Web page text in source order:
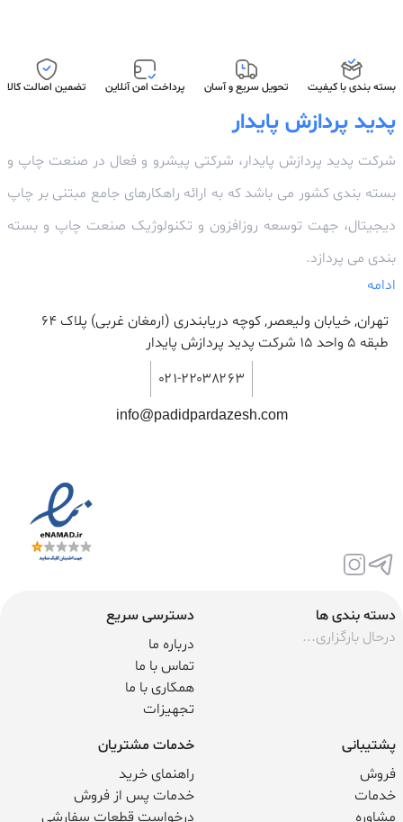
بسته بندی با کیفیت تحویل سریع و آسان پرداخت امن آنلاین تضمین اصالت کالا
پدید پردازش پایدار
شرکت پدید پردازش پایدار، شرکتی پیشرو و فعال در صنعت چاپ و
بسته بندی کشور می باشد که به ارائه راهکارهای جامع مبتنی بر چاپ
دیجیتال، جهت توسعه روزافزون و تکنولوژیک صنعت چاپ و بسته
بندی می پردازد.
ادامه
تهران, خیابان ولیعصر, کوچه دریابندری (ارمغان غربی) پلاک 64
طبقه ۵ واحد ۱۵ شرکت پدید پردازش پایدار
۰۲۱-۲۲۰۳۸۲۶۳
info@padidpardazesh.com
دسته بندی ها
درحال بارگزاری...
دسترسی سریع
درباره ما
تماس با ما
همکاری با ما
تجهیزات
پشتیبانی
فروش
خدمات
مشاوره
خدمات مشتریان
راهنمای خرید
خدمات پس از فروش
درخواست قطعات سفارشی